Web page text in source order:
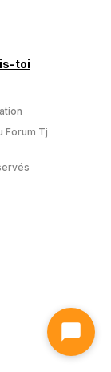
toi
Forum Tj